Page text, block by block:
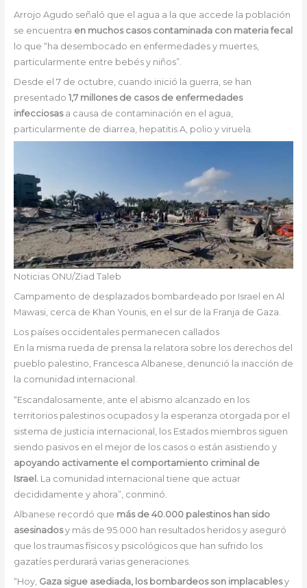
Arrojo Agudo señaló que el agua a la que accede la población
se encuentra en muchos casos contaminada con materia fecal
lo que “ha desembocado en enfermedades y muertes,
particularmente entre bebés y niños”.
Desde el 7 de octubre, cuando inició la guerra, se han
presentado 1,7 millones de casos de enfermedades
infecciosasa causa de contaminación en el agua,
particularmente de diarrea, hepatitis A, polio y viruela.
Noticias ONU/Ziad Taleb
Campamento de desplazados bombardeado por Israel en Al
Mawasi, cerca de Khan Younis, en el sur de la Franja de Gaza.
Los países occidentales permanecen callados
En la misma rueda de prensa la relatora sobre los derechos del
pueblo palestino, Francesca Albanese, denunció la inacción de
la comunidad internacional.
“Escandalosamente, ante el abismo alcanzado en los
territorios palestinos ocupados y la esperanza otorgada por el
sistema de justicia internacional, los Estados miembros siguen
siendo pasivos en el mejor de los casos o están asistiendo y
apoyando activamente el comportamiento criminal de
Israel. La comunidad internacional tiene que actuar
decididamente y ahora”, conminó.
Albanese recordó que más de 40.000 palestinos han sido
asesinadosy más de 95.000 han resultados heridos y aseguró
que los traumas físicos y psicológicos que han sufrido los
gazatíes perdurará varias generaciones.
“Hoy, Gaza sigue asediada, los bombardeos son implacablesy